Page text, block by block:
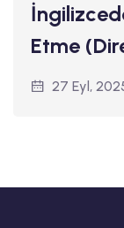
Etme
27 Eyl,